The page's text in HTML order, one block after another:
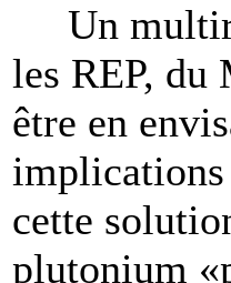
Un
les REP, du
être en
implications
cette
plutonium